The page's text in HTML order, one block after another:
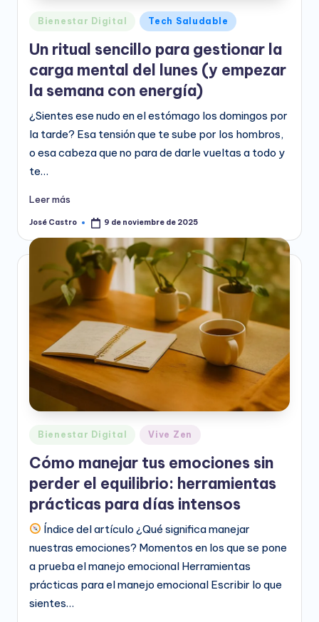
Publicado
Bienestar Digital Tech Saludable
Un ritual sencillo para gestionar la
carga mental del lunes (y empezar
la semana con energía)
¿Sientes ese nudo en el estómago los domingos por
la tarde? Esa tensión que te sube por los hombros,
o esa cabeza que no para de darle vueltas a todo y
te…
Leer más
Publicado
José Castro 9 de noviembre de 2025
Publicado
Bienestar Digital Vive Zen
Cómo manejar tus emociones sin
perder el equilibrio: herramientas
prácticas para días intensos
Índice del artículo ¿Qué significa manejar
nuestras emociones? Momentos en los que se pone
a prueba el manejo emocional Herramientas
prácticas para el manejo emocional Escribir lo que
sientes…